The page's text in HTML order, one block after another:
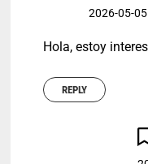
2026-05-
Hola, estoy
REPLY